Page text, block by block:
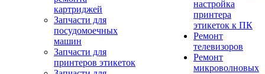
картриджей
Запчасти для
посудомоечных
машин
Запчасти для
принтеров этикеток
настройка
принтера
этикеток к ПК
Ремонт
телевизоров
Ремонт
микроволновых